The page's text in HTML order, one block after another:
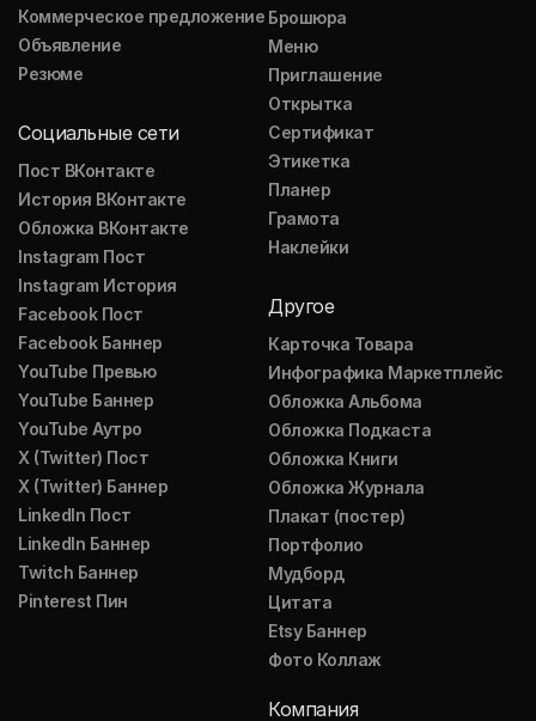
Коммерческое предложение
Объявление
Резюме
Социальные сети
Пост ВКонтакте
История ВКонтакте
Обложка ВКонтакте
Instagram Пост
Instagram История
Facebook Пост
Facebook Баннер
YouTube Превью
YouTube Баннер
YouTube Аутро
X (Twitter) Пост
X (Twitter) Баннер
LinkedIn Пост
LinkedIn Баннер
Twitch Баннер
Pinterest Пин
Брошюра
Меню
Приглашение
Открытка
Сертификат
Этикетка
Планер
Грамота
Наклейки
Другое
Карточка Товара
Инфографика Маркетплейс
Обложка Альбома
Обложка Подкаста
Обложка Книги
Обложка Журнала
Плакат (постер)
Портфолио
Мудборд
Цитата
Etsy Баннер
Фото Коллаж
Компания